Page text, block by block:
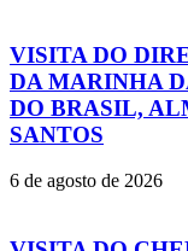
VISITA DO
DA MARINHA
DO BRASIL,
SANTOS
6 de agosto de 2026